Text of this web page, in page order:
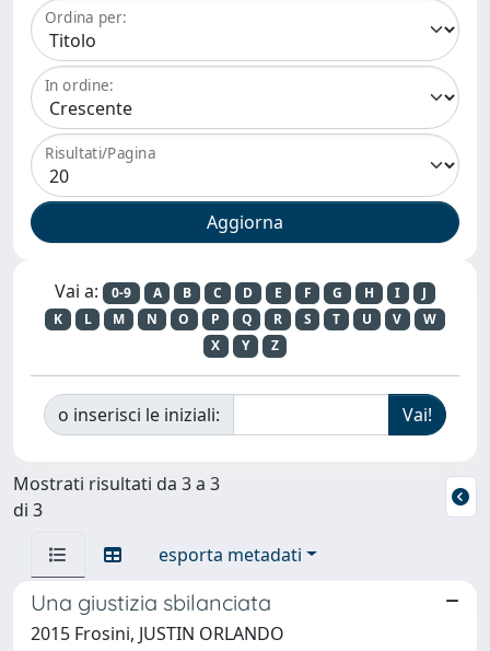
Ordina per:
In ordine:
Risultati/Pagina
Vai a: 0-9 A B C D E F G H I
J
K
L M N O P Q R S T U V
W
X
Y Z
o inserisci le iniziali:
Mostrati risultati da 3 a 3
di 3
esporta metadati
Una giustizia sbilanciata
2015 Frosini, JUSTIN ORLANDO